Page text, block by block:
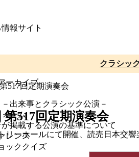
報サイト
ーカイブ
出来事とクラシック公演－
ーム
掲載する公演の基準について
レンス
ッククイズ
クラシッ
517回定期演奏会
リーホールにて開催、読売日本交